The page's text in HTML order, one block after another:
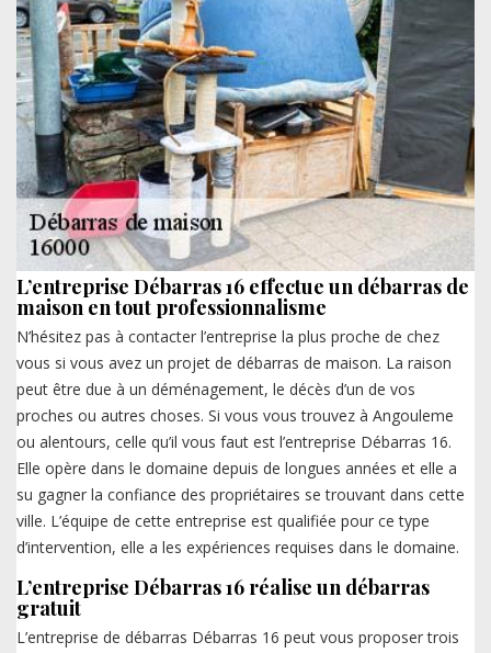
L’entreprise Débarras 16 effectue un débarras de
maison en tout professionnalisme
N’hésitez pas à contacter l’entreprise la plus proche de chez
vous si vous avez un projet de débarras de maison. La raison
peut être due à un déménagement, le décès d’un de vos
proches ou autres choses. Si vous vous trouvez à Angouleme
ou alentours, celle qu’il vous faut est l’entreprise Débarras 16.
Elle opère dans le domaine depuis de longues années et elle a
su gagner la confiance des propriétaires se trouvant dans cette
ville. L’équipe de cette entreprise est qualifiée pour ce type
d’intervention, elle a les expériences requises dans le domaine.
L’entreprise Débarras 16 réalise un débarras
gratuit
L’entreprise de débarras Débarras 16 peut vous proposer trois